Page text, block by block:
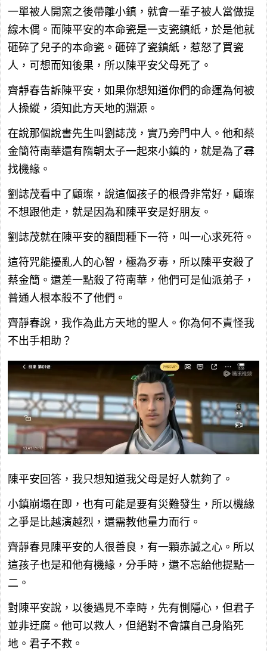
一單被人開窯之後帶離小鎮，就會一輩子被人當做提
線木偶。而陳平安的本命瓷是一支瓷鎮紙，於是他就
砸碎了兒子的本命瓷。砸碎了瓷鎮紙，惹怒了買瓷
人，可想而知後果，所以陳平安父母死了。
齊靜春告訴陳平安，如果你想知道你們的命運為何被
人操縱，須知此方天地的淵源。
在說那個說書先生叫劉誌茂，實乃旁門中人。他和蔡
金簡符南華還有隋朝太子一起來小鎮的，就是為了尋
找機緣。
劉誌茂看中了顧璨，說這個孩子的根骨非常好，顧璨
不想跟他走，就是因為和陳平安是好朋友。
劉誌茂就在陳平安的額間種下一符，叫一心求死符。
這符咒能擾亂人的心智，極為歹毒，所以陳平安殺了
蔡金簡。還差一點殺了符南華，他們可是仙派弟子，
普通人根本殺不了他們。
齊靜春說，我作為此方天地的聖人。你為何不責怪我
不出手相助？
陳平安回答，我只想知道我父母是好人就夠了。
小鎮崩塌在即，也有可能是要有災難發生，所以機緣
之爭是比越演越烈，還需教他量力而行。
齊靜春見陳平安的人很善良，有一顆赤誠之心。所以
這孩子也是和他有機緣，分手時，還不忘給他提點一
二。
對陳平安說，以後遇見不幸時，先有惻隱心，但君子
並非迂腐。他可以救人，但絕對不會讓自己身陷死
地。君子不救。